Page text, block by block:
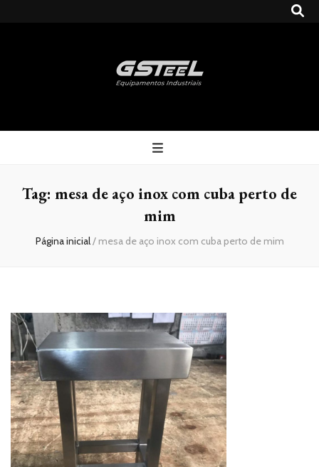
Gsteel
Tag: mesa de aço inox com cuba perto de
mim
Página inicial/ mesa de aço inox com cuba perto de mim